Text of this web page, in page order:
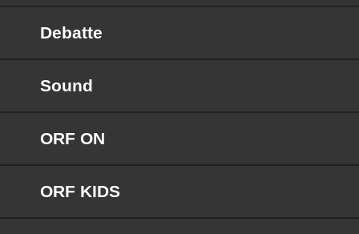
Debatte
Sound
ORF ON
ORF KIDS